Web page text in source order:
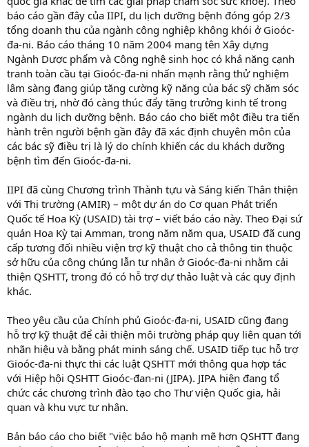
báo cáo gần đây của IIPI, du lịch dưỡng bệnh đóng góp 2/3
tổng doanh thu của ngành công nghiệp không khói ở Gioóc-
đa-ni. Báo cáo tháng 10 năm 2004 mang tên Xây dựng
Ngành Dược phẩm và Công nghệ sinh học có khả năng cạnh
tranh toàn cầu tại Gioóc-đa-ni nhấn mạnh rằng thử nghiệm
lâm sàng đang giúp tăng cường kỹ năng của bác sỹ chăm sóc
và điều trị, nhờ đó càng thúc đẩy tăng trưởng kinh tế trong
ngành du lịch dưỡng bệnh. Báo cáo cho biết một điều tra tiến
hành trên người bệnh gần đây đã xác định chuyên môn của
các bác sỹ điều trị là lý do chính khiến các du khách dưỡng
bệnh tìm đến Gioóc-đa-ni.
IIPI đã cùng Chương trình Thành tựu và Sáng kiến Thân thiện
với Thị trường (AMIR) – một dự án do Cơ quan Phát triển
Quốc tế Hoa Kỳ (USAID) tài trợ – viết báo cáo này. Theo Đại sứ
quán Hoa Kỳ tại Amman, trong năm năm qua, USAID đã cung
cấp tương đối nhiều viện trợ kỹ thuật cho cả thông tin thuộc
sở hữu của công chúng lẫn tư nhân ở Gioóc-đa-ni nhằm cải
thiện QSHTT, trong đó có hỗ trợ dự thảo luật và các quy định
khác.
Theo yêu cầu của Chính phủ Gioóc-đa-ni, USAID cũng đang
hỗ trợ kỹ thuật để cải thiện môi trường pháp quy liên quan tới
nhãn hiệu và bằng phát minh sáng chế. USAID tiếp tục hỗ trợ
Gioóc-đa-ni thực thi các luật QSHTT mới thông qua hợp tác
với Hiệp hội QSHTT Gioóc-đan-ni (JIPA). JIPA hiện đang tổ
chức các chương trình đào tạo cho Thư viện Quốc gia, hải
quan và khu vực tư nhân.
Bản báo cáo cho biết "việc bảo hộ mạnh mẽ hơn QSHTT đang